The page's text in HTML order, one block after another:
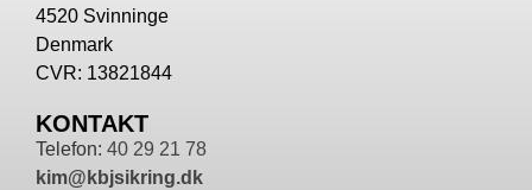
4520 Svinninge
Denmark
CVR: 13821844
KONTAKT
Telefon: 40 29 21 78
kim@kbjsikring.dk